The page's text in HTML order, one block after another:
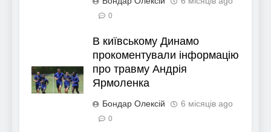
0
В київському Динамо
прокоментували інформацію
про травму Андрія
Ярмоленка
Бондар Олексій 6 місяців ago
0